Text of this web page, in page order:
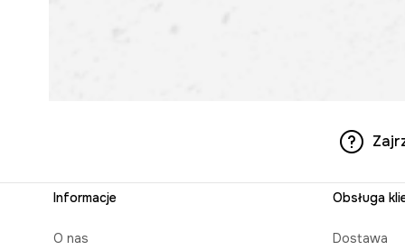
Informacje
O nas
Obsługa
Dostawa